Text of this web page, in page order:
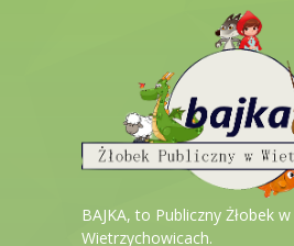
BAJKA, to Publiczny Żłobek w
Wietrzychowicach.